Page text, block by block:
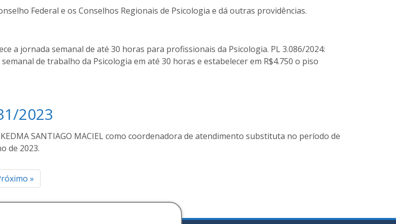
Federal e os Conselhos Regionais de Psicologia e dá outras providências.
a jornada semanal de até 30 horas para profissionais da Psicologia. PL 3.086/2024:
de trabalho da Psicologia em até 30 horas e estabelecer em R$4.750 o piso
2023
SANTIAGO MACIEL como coordenadora de atendimento substituta no período de
de 2023.
»